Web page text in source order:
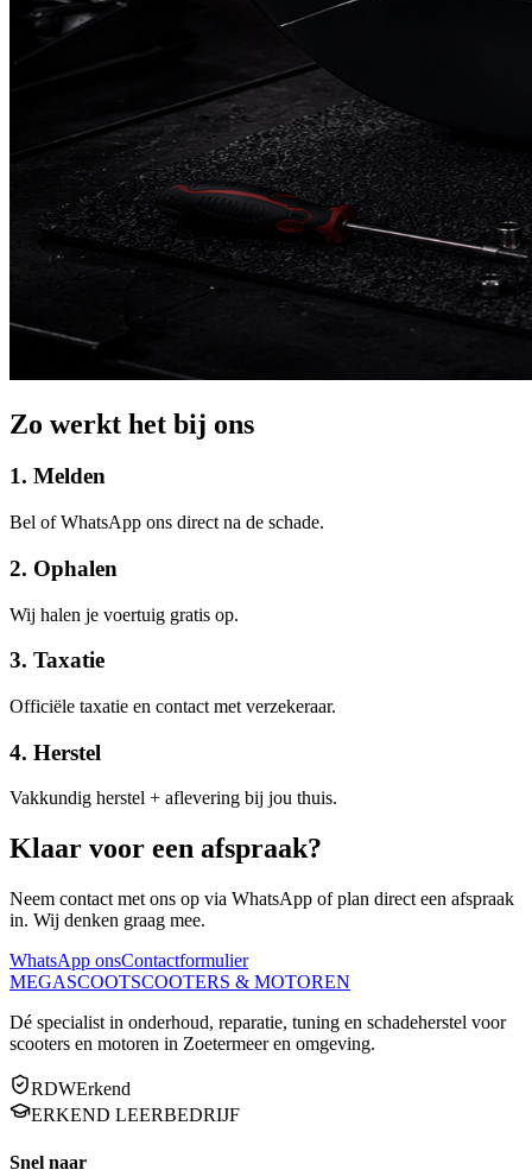
Zo werkt het bij ons
1. Melden
Bel of WhatsApp ons direct na de schade.
2. Ophalen
Wij halen je voertuig gratis op.
3. Taxatie
Officiële taxatie en contact met verzekeraar.
4. Herstel
Vakkundig herstel + aflevering bij jou thuis.
Klaar voor een afspraak?
Neem contact met ons op via WhatsApp of plan direct een afspraak
in. Wij denken graag mee.
WhatsApp onsContactformulier
MEGASCOOTSCOOTERS & MOTOREN
Dé specialist in onderhoud, reparatie, tuning en schadeherstel voor
scooters en motoren in Zoetermeer en omgeving.
RDWErkend
ERKEND LEERBEDRIJF
Snel naar